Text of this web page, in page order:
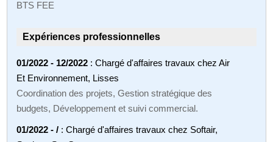
BTS FEE
Expériences professionnelles
01/2022 - 12/2022 : Chargé d'affaires travaux chez Air
Et Environnement, Lisses
Coordination des projets, Gestion stratégique des
budgets, Développement et suivi commercial.
01/2022 - / : Chargé d'affaires travaux chez Softair,